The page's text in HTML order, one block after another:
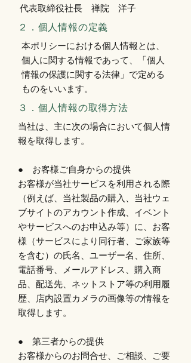
代表取締役社長 禅院 洋子
２．個人情報の定義
本ポリシーにおける個人情報とは、
個人に関する情報であって、「個人
情報の保護に関する法律」で定める
ものをいいます。
３．個人情報の取得方法
当社は、主に次の場合において個人情
報を取得します。
● お客様ご自身からの提供
お客様が当社サービスを利用される際
（例えば、当社製品の購入、当社ウェ
ブサイトのアカウント作成、イベント
やサービスへのお申込み等）に、お客
様（サービスにより同行者、ご家族等
を含む）の氏名、ユーザー名、住所、
電話番号、メールアドレス、購入商
品、配送先、ネットストア等の利用履
歴、店内設置カメラの画像等の情報を
取得します。
● 第三者からの提供
お客様からのお問合せ、ご相談、ご要